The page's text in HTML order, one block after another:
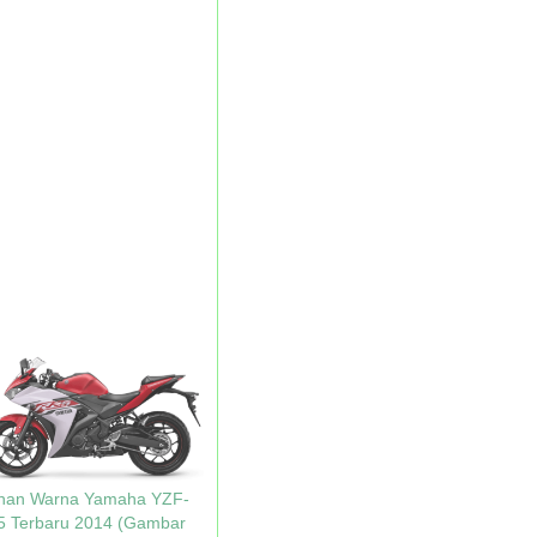
Warna Yamaha YZF-
Terbaru 2014 (Gambar